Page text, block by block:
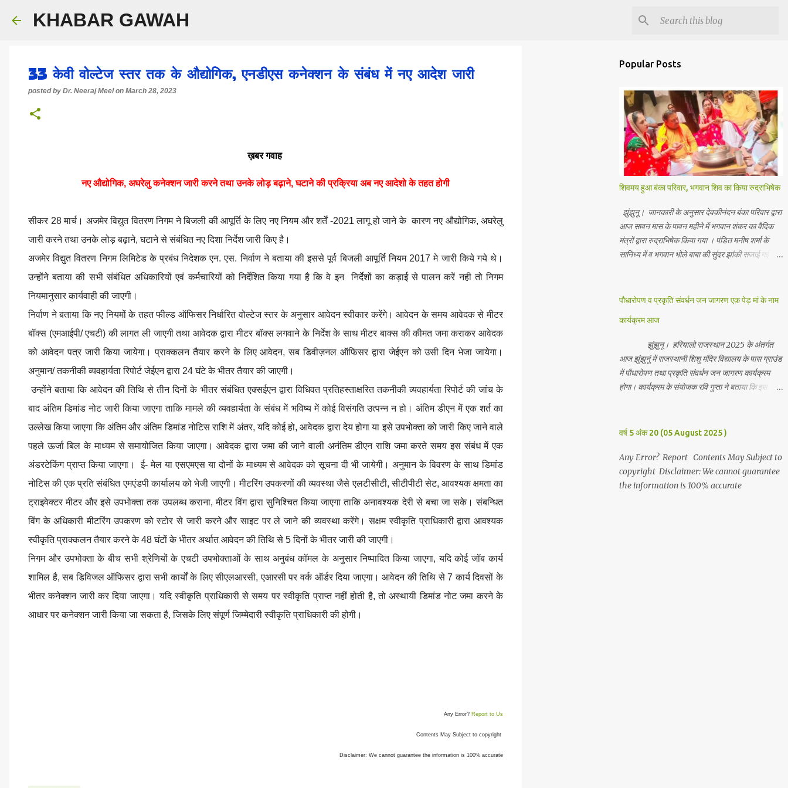
KHABAR GAWAH
33 केवी वोल्टेज स्तर तक के औद्योगिक, एनडीएस कनेक्शन के संबंध में नए आदेश जारी
posted by Dr. Neeraj Meel on March 28, 2023
ख़बर गवाह
नए औद्योगिक, अघरेलु कनेक्शन जारी करने तथा उनके लोड़ बढ़ाने, घटाने की प्रक्रिया अब नए आदेशो के तहत होगी
सीकर 28 मार्च। अजमेर विद्युत वितरण निगम ने बिजली की आपूर्ति के लिए नए नियम और शर्तें -2021 लागू हो जाने के कारण नए औद्योगिक, अघरेलु
जारी करने तथा उनके लोड़ बढ़ाने, घटाने से संबंधित नए दिशा निर्देश जारी किए है।
अजमेर विद्युत वितरण निगम लिमिटेड के प्रबंध निदेशक एन. एस. निर्वाण ने बताया की इससे पूर्व बिजली आपूर्ति नियम 2017 मे जारी किये गये थे।
उन्होंने बताया की सभी संबंधित अधिकारियों एवं कर्मचारियों को निर्देशित किया गया है कि वे इन निर्देशों का कड़ाई से पालन करें नही तो निगम
नियमानुसार कार्यवाही की जाएगी।
निर्वाण ने बताया कि नए नियमों के तहत फील्ड ऑफिसर निर्धारित वोल्टेज स्तर के अनुसार आवेदन स्वीकार करेंगे। आवेदन के समय आवेदक से मीटर
बॉक्स (एमआईपी/ एचटी) की लागत ली जाएगी तथा आवेदक द्वारा मीटर बॉक्स लगवाने के निर्देश के साथ मीटर बाक्स की कीमत जमा कराकर आवेदक
को आवेदन पत्र जारी किया जायेगा। प्राक्कलन तैयार करने के लिए आवेदन, सब डिवीज़नल ऑफिसर द्वारा जेईएन को उसी दिन भेजा जायेगा।
अनुमान/ तकनीकी व्यवहार्यता रिपोर्ट जेईएन द्वारा 24 घंटे के भीतर तैयार की जाएगी।
उन्होंने बताया कि आवेदन की तिथि से तीन दिनों के भीतर संबंधित एक्सईएन द्वारा विधिवत प्रतिहस्ताक्षरित तकनीकी व्यवहार्यता रिपोर्ट की जांच के
बाद अंतिम डिमांड नोट जारी किया जाएगा ताकि मामले की व्यवहार्यता के संबंध में भविष्य में कोई विसंगति उत्पन्न न हो। अंतिम डीएन में एक शर्त का
उल्लेख किया जाएगा कि अंतिम और अंतिम डिमांड नोटिस राशि में अंतर, यदि कोई हो, आवेदक द्वारा देय होगा या इसे उपभोक्ता को जारी किए जाने वाले
पहले ऊर्जा बिल के माध्यम से समायोजित किया जाएगा। आवेदक द्वारा जमा की जाने वाली अनंतिम डीएन राशि जमा करते समय इस संबंध में एक
अंडरटेकिंग प्राप्त किया जाएगा। ई- मेल या एसएमएस या दोनों के माध्यम से आवेदक को सूचना दी भी जायेगी। अनुमान के विवरण के साथ डिमांड
नोटिस की एक प्रति संबंधित एमएंडपी कार्यालय को भेजी जाएगी। मीटरिंग उपकरणों की व्यवस्था जैसे एलटीसीटी, सीटीपीटी सेट, आवश्यक क्षमता का
ट्राइवेक्टर मीटर और इसे उपभोक्ता तक उपलब्ध कराना, मीटर विंग द्वारा सुनिश्चित किया जाएगा ताकि अनावश्यक देरी से बचा जा सके। संबन्धित
विंग के अधिकारी मीटरिंग उपकरण को स्टोर से जारी करने और साइट पर ले जाने की व्यवस्था करेंगे। सक्षम स्वीकृति प्राधिकारी द्वारा आवश्यक
स्वीकृति प्राक्कलन तैयार करने के 48 घंटों के भीतर अर्थात आवेदन की तिथि से 5 दिनों के भीतर जारी की जाएगी।
निगम और उपभोक्ता के बीच सभी श्रेणियों के एचटी उपभोक्ताओं के साथ अनुबंध कॉमल के अनुसार निष्पादित किया जाएगा, यदि कोई जॉब कार्य
शामिल है, सब डिविजल ऑफिसर द्वारा सभी कार्यों के लिए सीएलआरसी, एआरसी पर वर्क ऑर्डर दिया जाएगा। आवेदन की तिथि से 7 कार्य दिवसों के
भीतर कनेक्शन जारी कर दिया जाएगा। यदि स्वीकृति प्राधिकारी से समय पर स्वीकृति प्राप्त नहीं होती है, तो अस्थायी डिमांड नोट जमा करने के
आधार पर कनेक्शन जारी किया जा सकता है, जिसके लिए संपूर्ण जिम्मेदारी स्वीकृति प्राधिकारी की होगी।
Any Error? Report to Us
Contents May Subject to copyright
Disclaimer: We cannot guarantee the information is 100% accurate
Popular Posts
शिवमय हुआ बंका परिवार, भगवान शिव का किया रुद्राभिषेक
झुंझुनू। जानकारी के अनुसार देवकीनंदन बंका परिवार द्वारा
आज सावन मास के पावन महीने में भगवान शंकर का वैदिक
मंत्रों द्वारा रुद्राभिषेक किया गया । पंडित मनीष शर्मा के
सानिध्य में व भगवान भोले बाबा की सुंदर झांकी सजाई गई।
अनुष्ठान किया गया व भगवान से सर्वजन की मंगल कामना की
चंद्रकांत, रविकांत, उज्वल, गजानंद, गणेश, सफल, शिवम्,
भाविक, लाडो, मीना, रेनू, निर्मला, दीक्षा, मनीषा आदि सभी
परिवार जन उपस्थित रहे। Contents May Subject to
copyright Disclaimer: We cannot guarantee
the information is 100% accurate
पौधारोपण व प्रकृति संवर्धन जन जागरण एक पेड़ मां के नाम
कार्यक्रम आज
झुंझुनू। हरियालो राजस्थान 2025 के अंतर्गत
आज झुंझुनूं में राजस्थानी शिशु मंदिर विद्यालय के पास ग्राउंड
में पौधारोपण तथा प्रकृति संवर्धन जन जागरण कार्यक्रम
होगा। कार्यक्रम के संयोजक रवि गुप्ता ने बताया कि इस
अतिथि के रूप में बाबा बालक नाथ विधायक अलवर, राजेंद्र
पर्यावरण अभियान के जिला संयोजक पवन मावडिया उपस्थित
रहेंगे। Contents May Subject to copyright
Disclaimer: We cannot guarantee the
वर्ष 5 अंक 20 (05 August 2025 )
Any Error? Report Contents May Subject to
copyright Disclaimer: We cannot guarantee
the information is 100% accurate